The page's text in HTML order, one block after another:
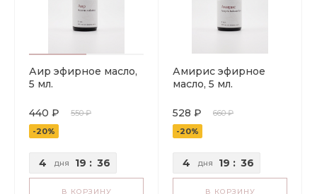
Аир эфирное масло,
5 мл.
440 ₽
550 ₽
-20%
4 дня 19 : 36
В КОРЗИНУ
Амирис эфирное
масло, 5 мл.
528 ₽
660 ₽
-20%
4 дня 19 : 36
В КОРЗИНУ